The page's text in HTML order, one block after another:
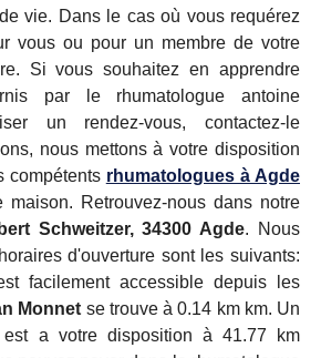
vie. Dans le cas où vous requérez
vous ou pour un membre de votre
Si vous souhaitez en apprendre
par le rhumatologue antoine
un rendez-vous, contactez-le
nous mettons à votre disposition
compétents rhumatologues à Agde
Retrouvez-nous dans notre
Schweitzer, 34300 Agde. Nous
d'ouverture sont les suivants:
facilement accessible depuis les
Monnet se trouve à 0.14 km km. Un
a votre disposition à 41.77 km